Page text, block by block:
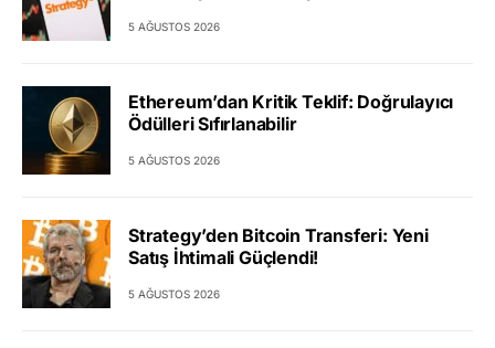
5 AĞUSTOS 2026
Ethereum’dan Kritik Teklif: Doğrulayıcı
Ödülleri Sıfırlanabilir
5 AĞUSTOS 2026
Strategy’den Bitcoin Transferi: Yeni
Satış İhtimali Güçlendi!
5 AĞUSTOS 2026